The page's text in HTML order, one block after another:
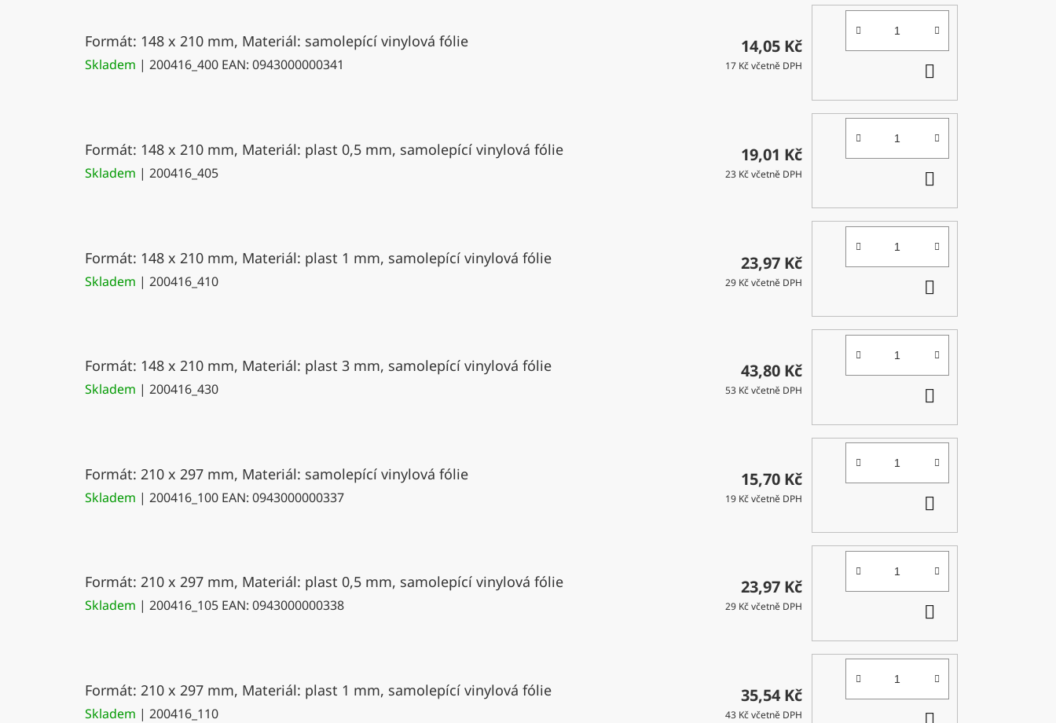
Formát: 148 x 210 mm, Materiál: samolepící vinylová fólie
Skladem | 200416_400 EAN: 0943000000341
14,05 Kč
17 Kč včetně DPH
KOŠÍKU
Formát: 148 x 210 mm, Materiál: plast 0,5 mm, samolepící vinylová fólie
Skladem | 200416_405
19,01 Kč
23 Kč včetně DPH
KOŠÍKU
Formát: 148 x 210 mm, Materiál: plast 1 mm, samolepící vinylová fólie
Skladem | 200416_410
23,97 Kč
29 Kč včetně DPH
KOŠÍKU
Formát: 148 x 210 mm, Materiál: plast 3 mm, samolepící vinylová fólie
Skladem | 200416_430
43,80 Kč
53 Kč včetně DPH
Formát: 210 x 297 mm, Materiál: samolepící vinylová fólie
Skladem | 200416_100 EAN: 0943000000337
15,70 Kč
19 Kč včetně DPH
KOŠÍKU
Formát: 210 x 297 mm, Materiál: plast 0,5 mm, samolepící vinylová fólie
Skladem | 200416_105 EAN: 0943000000338
23,97 Kč
29 Kč včetně DPH
KOŠÍKU
Formát: 210 x 297 mm, Materiál: plast 1 mm, samolepící vinylová fólie
Skladem | 200416_110
35,54 Kč
43 Kč včetně DPH